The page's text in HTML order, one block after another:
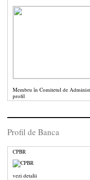
Membru în Comitetul de
profil
Profil de Banca
CPBR
vezi detalii